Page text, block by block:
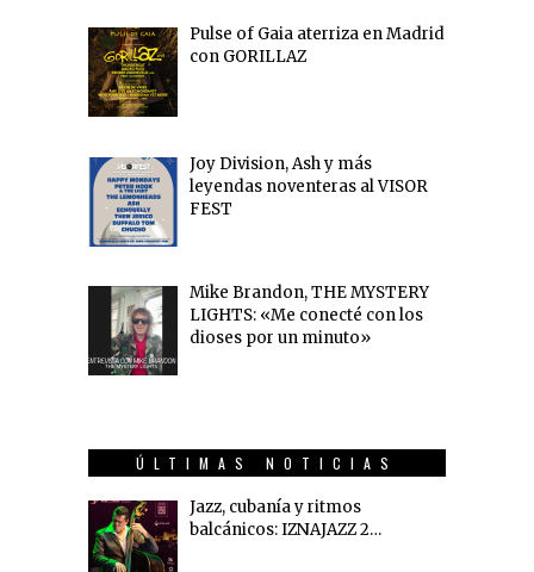
Pulse of Gaia aterriza en Madrid
con GORILLAZ
Joy Division, Ash y más
leyendas noventeras al VISOR
FEST
Mike Brandon, THE MYSTERY
LIGHTS: «Me conecté con los
dioses por un minuto»
ÚLTIMAS NOTICIAS
Jazz, cubanía y ritmos
balcánicos: IZNAJAZZ 2…